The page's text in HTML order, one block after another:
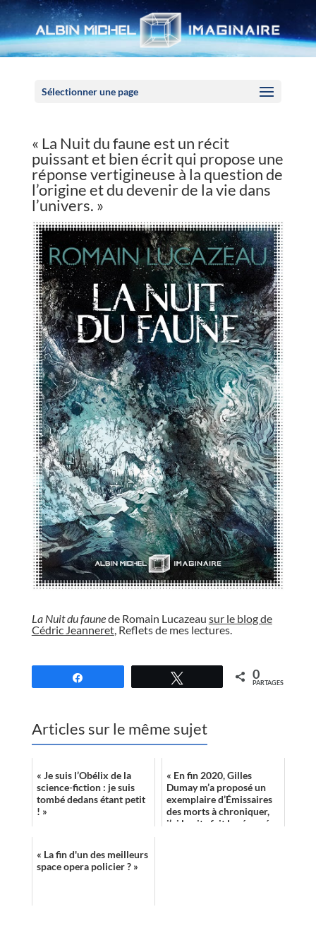
Sélectionner une page
« La Nuit du faune est un récit
puissant et bien écrit qui propose une
réponse vertigineuse à la question de
l’origine et du devenir de la vie dans
l’univers. »
La Nuit du faunede Romain Lucazeau sur le blog de
Cédric Jeanneret, Reflets de mes lectures.
0
PARTAGES
Articles sur le même sujet
« Je suis l’Obélix de la
science-fiction : je suis
tombé dedans étant petit
! »
« En fin 2020, Gilles
Dumay m’a proposé un
exemplaire d’Émissaires
des morts à chroniquer,
j’ai lu vite fait le résumé
« La fin d'un des meilleurs
space opera policier ? »
Panneau de gestion des cookies